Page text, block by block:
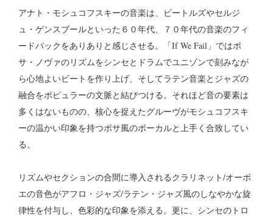
アナト・モシュコフスキーの音楽は、ビートルズやセルジ
ュ・ゲンスブールといった６０年代、７０年代の音楽のフィ
ードバックをありありと感じさせる。「If We Fail」ではボ
サ・ノヴァのリズムをシンセとドラムでユニゾンで刻みなが
ら心地よいビートを作り上げ、そしてラテン音楽とジャズの
融合をポピュラーの文脈と結びつける。それほど音の要素は
多くはないものの、核心を捉えたグルーヴがモシュコフスキ
ーの温かい印象を持つボサ風のボーカルと上手く合致してい
る。
リズムやセクションの合間に導入されるクラリネット/オーボ
エの音色がアフロ・ジャズ/ラテン・ジャズ風のしなやかな旋
律性を付与し、色彩的な印象を添える。更に、シンセのトロ